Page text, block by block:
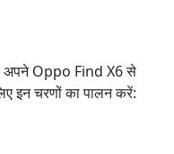
अपने Oppo Find X6 से
इन चरणों का पालन करें: